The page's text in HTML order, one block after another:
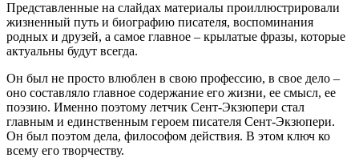
Представленные на слайдах материалы проиллюстрировали
жизненный путь и биографию писателя, воспоминания
родных и друзей, а самое главное – крылатые фразы, которые
актуальны будут всегда.
Он был не просто влюблен в свою профессию, в свое дело –
оно составляло главное содержание его жизни, ее смысл, ее
поэзию. Именно поэтому летчик Сент-Экзюпери стал
главным и единственным героем писателя Сент-Экзюпери.
Он был поэтом дела, философом действия. В этом ключ ко
всему его творчеству.